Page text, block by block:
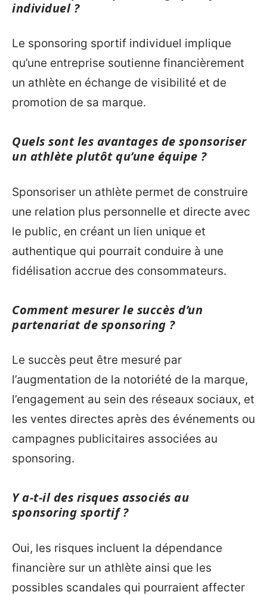
individuel ?
Le sponsoring sportif individuel implique
qu’une entreprise soutienne financièrement
un athlète en échange de visibilité et de
promotion de sa marque.
Quels sont les avantages de sponsoriser
un athlète plutôt qu’une équipe ?
Sponsoriser un athlète permet de construire
une relation plus personnelle et directe avec
le public, en créant un lien unique et
authentique qui pourrait conduire à une
fidélisation accrue des consommateurs.
Comment mesurer le succès d’un
partenariat de sponsoring ?
Le succès peut être mesuré par
l’augmentation de la notoriété de la marque,
l’engagement au sein des réseaux sociaux, et
les ventes directes après des événements ou
campagnes publicitaires associées au
sponsoring.
Y a-t-il des risques associés au
sponsoring sportif ?
Oui, les risques incluent la dépendance
financière sur un athlète ainsi que les
possibles scandales qui pourraient affecter